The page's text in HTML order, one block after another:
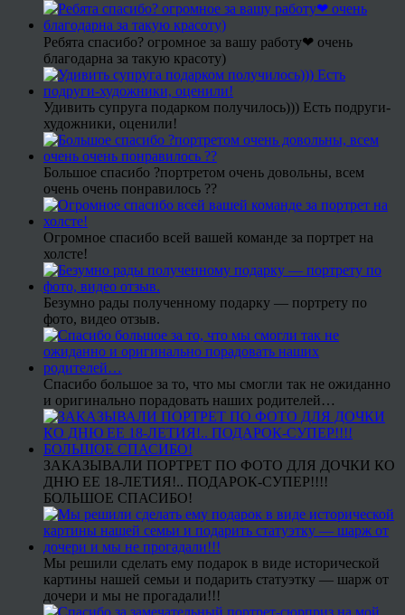
Ребята спасибо? огромное за вашу работу❤ очень
благодарна за такую красоту)
Удивить супруга подарком получилось))) Есть подруги-
художники, оценили!
Большое спасибо ?портретом очень довольны, всем
очень очень понравилось ??
Огромное спасибо всей вашей команде за портрет на
холсте!
Безумно рады полученному подарку — портрету по
фото, видео отзыв.
Спасибо большое за то, что мы смогли так не ожиданно
и оригинально порадовать наших родителей…
ЗАКАЗЫВАЛИ ПОРТРЕТ ПО ФОТО ДЛЯ ДОЧКИ КО
ДНЮ ЕЕ 18-ЛЕТИЯ!.. ПОДАРОК-СУПЕР!!!!
БОЛЬШОЕ СПАСИБО!
Мы решили сделать ему подарок в виде исторической
картины нашей семьи и подарить статуэтку — шарж от
дочери и мы не прогадали!!!